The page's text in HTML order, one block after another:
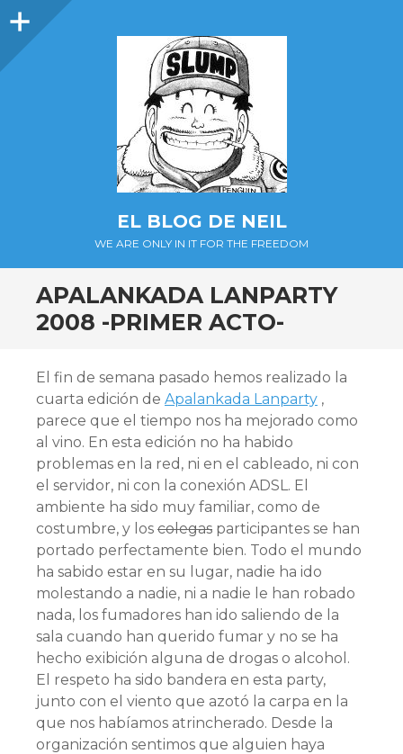
Barra
EL BLOG DE NEIL
WE ARE ONLY IN IT FOR THE FREEDOM
APALANKADA LANPARTY
2008 -PRIMER ACTO-
El fin de semana pasado hemos realizado la
cuarta edición de Apalankada Lanparty ,
parece que el tiempo nos ha mejorado como
al vino. En esta edición no ha habido
problemas en la red, ni en el cableado, ni con
el servidor, ni con la conexión ADSL. El
ambiente ha sido muy familiar, como de
costumbre, y los colegas participantes se han
portado perfectamente bien. Todo el mundo
ha sabido estar en su lugar, nadie ha ido
molestando a nadie, ni a nadie le han robado
nada, los fumadores han ido saliendo de la
sala cuando han querido fumar y no se ha
hecho exibición alguna de drogas o alcohol.
El respeto ha sido bandera en esta party,
junto con el viento que azotó la carpa en la
que nos habí­amos atrincherado. Desde la
organización sentimos que alguien haya